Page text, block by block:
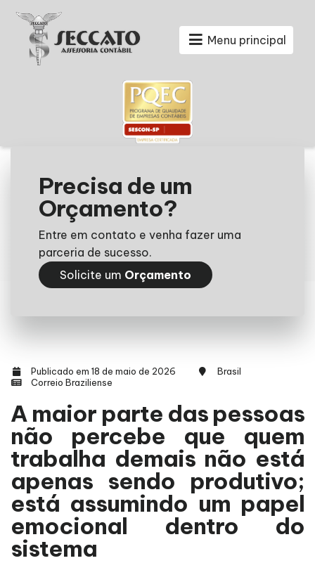
Menu principal
Precisa de um
Orçamento?
Entre em contato e venha fazer uma
parceria de sucesso.
Solicite um Orçamento
Publicado em 18 de maio de 2026
Brasil
Correio Braziliense
A maior parte das pessoas
não percebe que quem
trabalha demais não está
apenas sendo produtivo;
está assumindo um papel
emocional dentro do
sistema